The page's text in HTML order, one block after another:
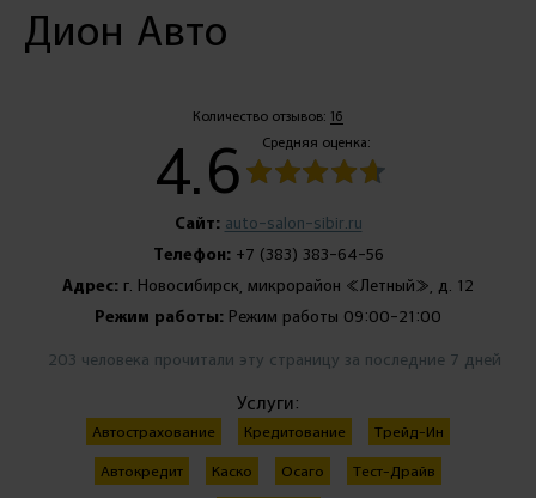
Дион Авто
Количество отзывов: 16
Средняя оценка:
4.6
Сайт: auto-salon-sibir.ru
Телефон:+7 (383) 383-64-56
Адрес: г. Новосибирск, микрорайон «Летный», д. 12
Режим работы: Режим работы 09:00-21:00
203 человека прочитали эту страницу за последние 7 дней
Услуги:
Автострахование Кредитование Трейд-Ин
Автокредит Каско Осаго Тест-Драйв